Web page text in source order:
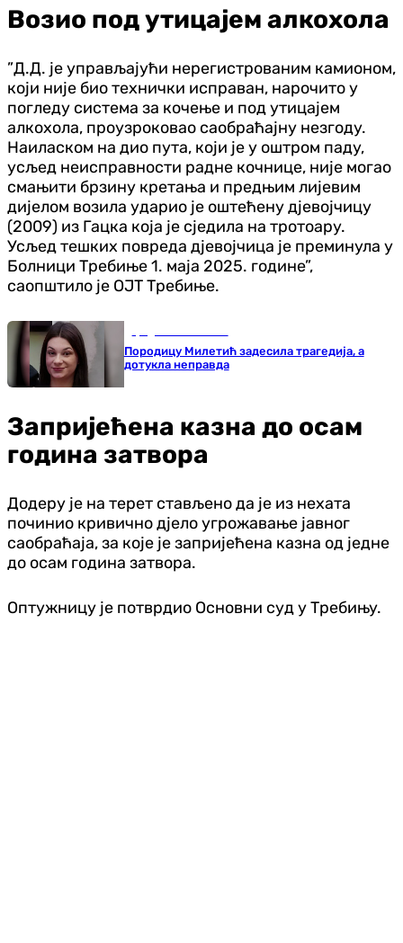
Возио под утицајем алкохола
”Д.Д. је управљајући нерегистрованим камионом,
који није био технички исправан, нарочито у
погледу система за кочење и под утицајем
алкохола, проузроковао саобраћајну незгоду.
Наиласком на дио пута, који је у оштром паду,
усљед неисправности радне кочнице, није могао
смањити брзину кретања и предњим лијевим
дијелом возила ударио је оштећену дјевојчицу
(2009) из Гацка која је сједила на тротоару.
Усљед тешких повреда дјевојчица је преминула у
Болници Требиње 1. маја 2025. године”,
саопштило је ОЈТ Требиње.
Породицу Милетић задесила трагедија, а
дотукла неправда
Запријећена казна до осам
година затвора
Додеру је на терет стављено да је из нехата
починио кривично дјело угрожавање јавног
саобраћаја, за које је запријећена казна од једне
до осам година затвора.
Оптужницу је потврдио Основни суд у Требињу.